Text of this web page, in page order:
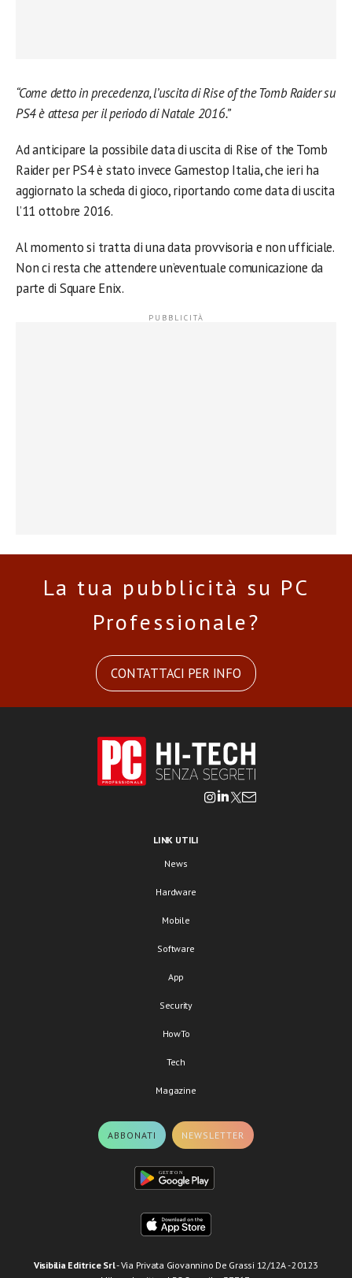
“Come detto in precedenza, l’uscita di Rise of the Tomb Raider su
PS4 è attesa per il periodo di Natale 2016.”
Ad anticipare la possibile data di uscita di Rise of the Tomb
Raider per PS4 è stato invece Gamestop Italia, che ieri ha
aggiornato la scheda di gioco, riportando come data di uscita
l’11 ottobre 2016.
Al momento si tratta di una data provvisoria e non ufficiale.
Non ci resta che attendere un’eventuale comunicazione da
parte di Square Enix.
La tua pubblicità su PC
Professionale?
CONTATTACI PER INFO
LINK UTILI
News
Hardware
Mobile
Software
App
Security
HowTo
Tech
Magazine
ABBONATI NEWSLETTER
Visibilia Editrice Srl- Via Privata Giovannino De Grassi 12/12A - 20123